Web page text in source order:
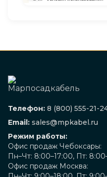
Телефон: 8 (800) 555-21-
Email: sales@mpkabel.ru
Режим работы:
Офис продаж Чебоксары:
Пн–Чт: 8:00–17:00, Пт:
Офис продаж Москва: